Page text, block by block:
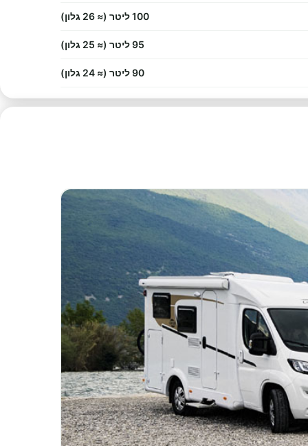
100 ליטר (≈ 26 גלון)
95 ליטר (≈ 25 גלון)
90 ליטר (≈ 24 גלון)